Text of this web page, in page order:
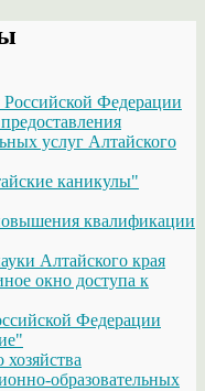
Российской Федерации
услуг Алтайского
каникулы"
квалификации
Алтайского края
окно доступа к
Федерации
образовательных